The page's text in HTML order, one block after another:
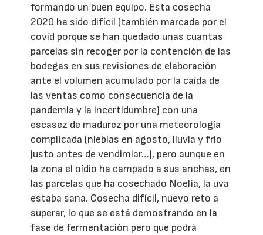
formando un buen equipo. Esta cosecha
2020 ha sido difícil (también marcada por el
covid porque se han quedado unas cuantas
parcelas sin recoger por la contención de las
bodegas en sus revisiones de elaboración
ante el volumen acumulado por la caída de
las ventas como consecuencia de la
pandemia y la incertidumbre) con una
escasez de madurez por una meteorología
complicada (nieblas en agosto, lluvia y frío
justo antes de vendimiar…), pero aunque en
la zona el oídio ha campado a sus anchas, en
las parcelas que ha cosechado Noelia, la uva
estaba sana. Cosecha difícil, nuevo reto a
superar, lo que se está demostrando en la
fase de fermentación pero que podrá